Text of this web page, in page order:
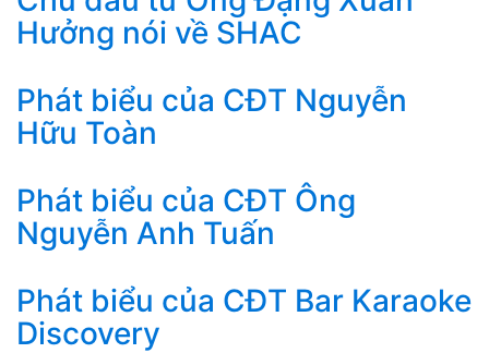
Hưởng nói về SHAC
Phát biểu của CĐT Nguyễn
Hữu Toàn
Phát biểu của CĐT Ông
Nguyễn Anh Tuấn
Phát biểu của CĐT Bar Karaoke
Discovery